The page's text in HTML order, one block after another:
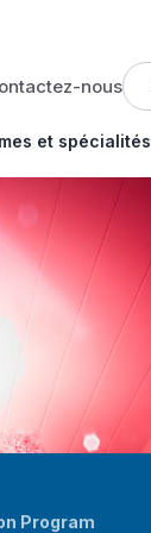
nous
et spécialités
Program